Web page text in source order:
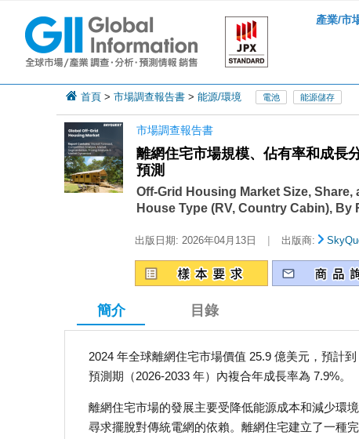
產業/市
首頁 > 市場調查報告書 > 能源/環境 電池 能源儲存
市場調查報告書
離網住宅市場規模、佔有率和成長
預測
Off-Grid Housing Market Size,
House Type (RV, Country Cabin),
出版日期: 2026年04月13日 | 出版商:
簡介 目錄
2024 年全球離網住宅市場價值 25.9 億美元，預計
預測期（2026-2033 年）內複合年成長率為 7.9%。
離網住宅市場的發展主要受降低能源成本和減少環
尋求擺脫對傳統電網的依賴。離網住宅建立了一種